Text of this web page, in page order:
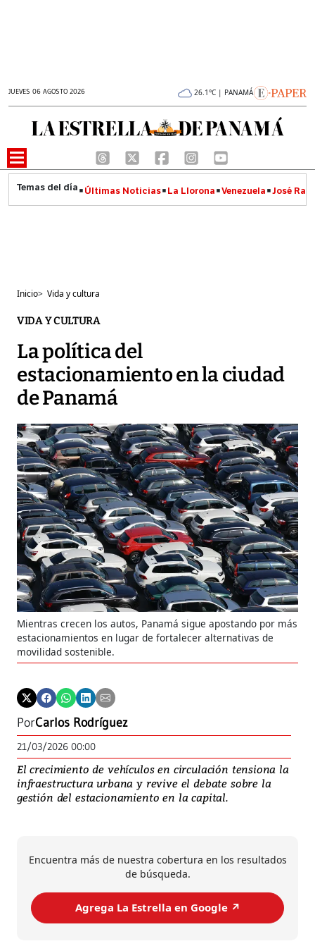
JUEVES 06 AGOSTO 2026 26.1°C | PANAMÁ
Últimas Noticias La Llorona Venezuela José
Inicio> Vida y cultura
VIDA Y CULTURA
La política del
estacionamiento en la ciudad
de Panamá
Mientras crecen los autos, Panamá sigue apostando por más
estacionamientos en lugar de fortalecer alternativas de
movilidad sostenible.
PorCarlos Rodríguez
21/03/2026 00:00
El crecimiento de vehículos en circulación tensiona la
infraestructura urbana y revive el debate sobre la
gestión del estacionamiento en la capital.
Encuentra más de nuestra cobertura en los resultados
de búsqueda.
Agrega La Estrella en Google ↗️